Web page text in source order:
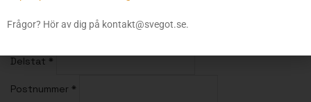
Ort
Delstat *
Postnummer *
Frågor? Hör av dig på kontakt@svegot.se.